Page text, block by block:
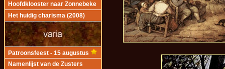
Hoofdklooster naar Zonnebeke
Het huidig charisma (2008)
Patroonsfeest - 15 augustus
Namenlijst van de Zusters